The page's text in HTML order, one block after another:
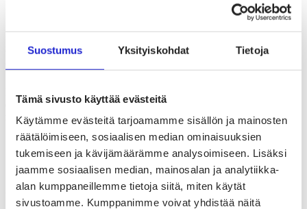
Suostumus Yksityiskohdat Tietoja
Tämä sivusto käyttää evästeitä
Käytämme evästeitä tarjoamamme sisällön ja mainosten
räätälöimiseen, sosiaalisen median ominaisuuksien
tukemiseen ja kävijämäärämme analysoimiseen. Lisäksi
jaamme sosiaalisen median, mainosalan ja analytiikka-
alan kumppaneillemme tietoja siitä, miten käytät
sivustoamme. Kumppanimme voivat yhdistää näitä
Kude Design Oy
eettisesti Suomessa, Virossa ja Portugalissa laadukkaista
materiaaleista.
Verkkosivut kude.fi
Seuraa yritystä somessa